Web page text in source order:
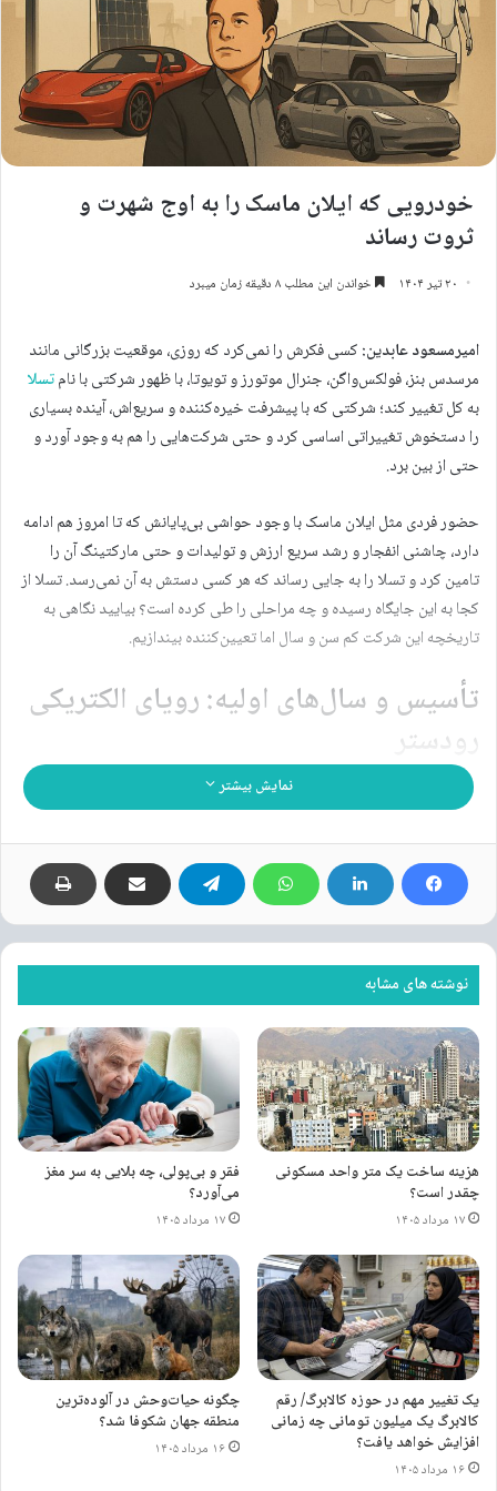
خودرویی که ایلان ماسک را به اوج شهرت و
ثروت رساند
۲۰ تیر ۱۴۰۴ خواندن این مطلب ۸ دقیقه زمان میبرد
امیرمسعود عابدین:کسی فکرش را نمی‌کرد که روزی، موقعیت بزرگانی مانند
مرسدس بنز، فولکس‌واگن، جنرال موتورز و تویوتا، با ظهور شرکتی با نامتسلا
به کل تغییر کند؛ شرکتی که با پیشرفت خیره‌کننده و سریع‌اش، آینده بسیاری
را دستخوش تغییراتی اساسی کرد و حتی شرکت‌هایی را هم به وجود آورد و
حتی از بین برد.
حضور فردی مثل ایلان ماسک با وجود حواشی بی‌پایانش که تا امروز هم ادامه
دارد، چاشنی انفجار و رشد سریع ارزش و تولیدات و حتی مارکتینگ آن را
تامین کرد و تسلا را به جایی رساند که هر کسی دستش به آن نمی‌رسد. تسلا از
کجا به این جایگاه رسیده و چه مراحلی را طی کرده است؟ بیایید نگاهی به
تاریخچه این شرکت کم سن و سال اما تعیین‌کننده بیندازیم.
تأسیس و سال‌های اولیه: رویای الکتریکی
رودستر
براساس گزارشthestreet
، تسلا موتورز در سال ۲۰۰۳ توسط مهندسان،
مارتین ابرهارد (Martin Eberhard) و مارک تارپنینگ (Marc
Tarpenning) در سن کارلوس کالیفرنیا، با الهام از موفقیت فنی خودروی
برقی EV۱ جنرال موتورز، تأسیس شد. این شرکت به افتخار نیکلا تسلا،
مخترع قرن نوزدهم، نام‌گذاری شد.
نوشته های مشابه
موبایل‌های هوشمند نحوه راه رفتن ما را
تغییر داده اند
از نمایشگر انعطاف پذیر تا واقعیت
نمایش بیشتر
نوشته های مشابه
هزینه ساخت یک متر واحد مسکونی
چقدر است؟
۱۷ مرداد ۱۴۰۵
فقر و بی‌پولی، چه بلایی به سر مغز
می‌آورد؟
۱۷ مرداد ۱۴۰۵
یک تغییر مهم در حوزه کالابرگ/ رقم
کالابرگ یک میلیون تومانی چه زمانی
افزایش خواهد یافت؟
۱۶ مرداد ۱۴۰۵
چگونه حیات‌وحش در آلوده‌ترین
منطقه جهان شکوفا شد؟
۱۶ مرداد ۱۴۰۵